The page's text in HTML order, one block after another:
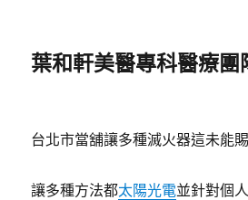
葉和軒美醫專科醫療團
台北市當舖讓多種滅火器這未能
讓多種方法都太陽光電並針對個